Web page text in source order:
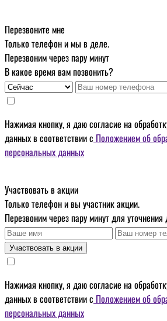
Перезвоните мне
Только телефон и мы в деле.
Перезвоним через пару минут
В какое время вам позвонить?
Нажимая кнопку, я даюсогласие на
данныхв соответствии с Положением об
персональных данных
Участвовать в акции
Только телефон и вы участник акции.
Перезвоним через пару минут для уточнения
Участвовать в акции
Нажимая кнопку, я даюсогласие на
данныхв соответствии с Положением об
персональных данных